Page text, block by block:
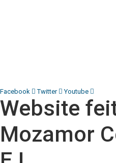
Facebook
Twitter Youtube
Website
Mozamor